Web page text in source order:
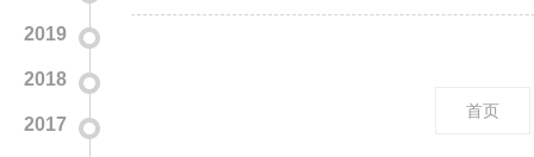
2019
2018
2017
首页